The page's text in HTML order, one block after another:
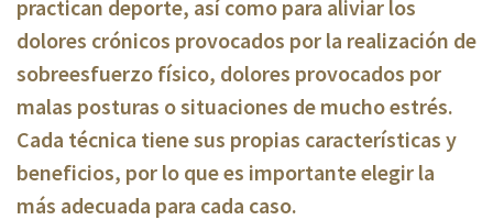
practican deporte, así como para aliviar los
dolores crónicos provocados por la realización de
sobreesfuerzo físico, dolores provocados por
malas posturas o situaciones de mucho estrés.
Cada técnica tiene sus propias características y
beneficios, por lo que es importante elegir la
más adecuada para cada caso.